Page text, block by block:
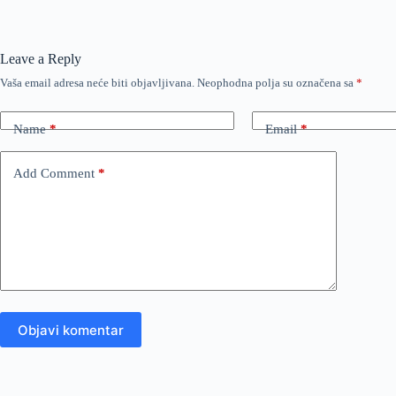
Leave a Reply
Vaša email adresa neće biti objavljivana. Neophodna polja su označena sa *
Name* Email*
Add Comment *
Objavi komentar